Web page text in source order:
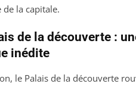
la capitale.
de la découverte :
inédite
le Palais de la découverte